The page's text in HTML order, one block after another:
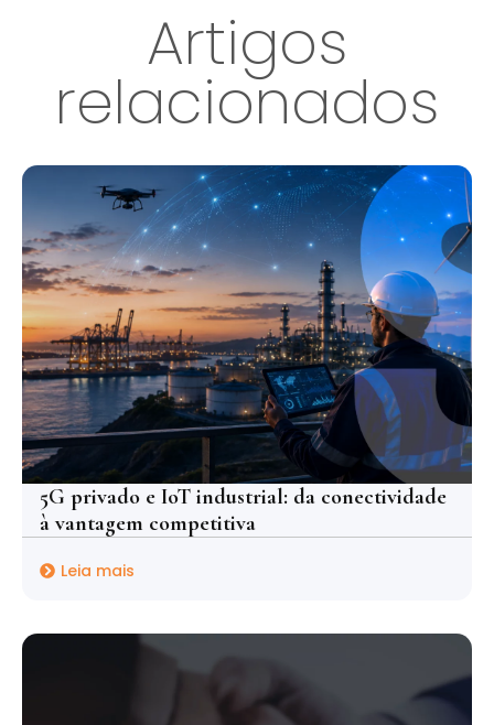
Artigos
relacionados
5G privado e IoT industrial: da conectividade
à vantagem competitiva
Leia mais